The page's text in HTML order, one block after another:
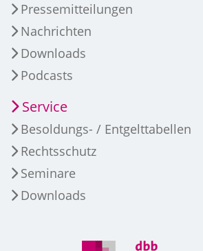
Pressemitteilungen
Nachrichten
Downloads
Podcasts
Service
Besoldungs- / Entgelttabellen
Rechtsschutz
Seminare
Downloads